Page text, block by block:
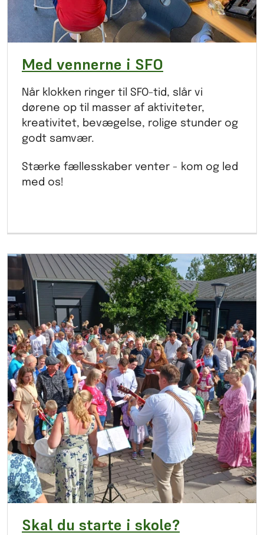
Med vennerne i SFO
Når klokken ringer til SFO-tid, slår vi
dørene op til masser af aktiviteter,
kreativitet, bevægelse, rolige stunder og
godt samvær.
Stærke fællesskaber venter - kom og led
med os!
Skal du starte i skole?